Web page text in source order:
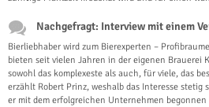
Nachgefragt: Interview mit einem
Bierliebhaber wird zum Bierexperten –
bieten seit vielen Jahren in der eigenen Brauerei
sowohl das komplexeste als auch, für viele, das
erzählt Robert Prinz, weshalb das Interesse
er mit dem erfolgreichen Unternehmen